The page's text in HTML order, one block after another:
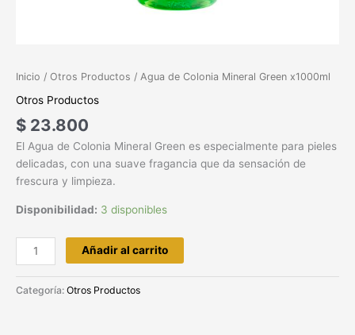
Inicio / Otros Productos / Agua de Colonia Mineral Green x1000ml
Otros Productos
$ 23.800
El Agua de Colonia Mineral Green es especialmente para pieles
delicadas, con una suave fragancia que da sensación de
frescura y limpieza.
Disponibilidad: 3 disponibles
Añadir al carrito
Categoría: Otros Productos